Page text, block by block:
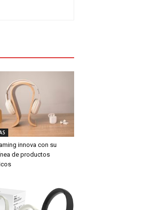
innova con su
de productos